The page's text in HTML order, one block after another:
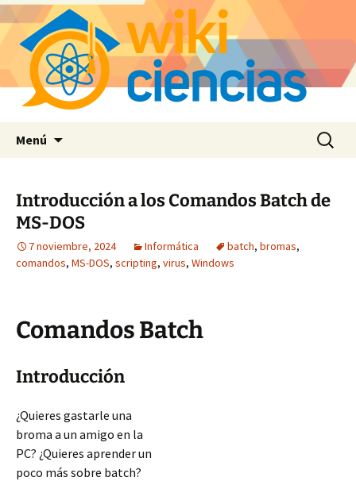
Menú Buscar:
Introducción a los Comandos Batch de
MS-DOS
7 noviembre, 2024 Informática batch, bromas,
comandos, MS-DOS, scripting, virus, Windows
Comandos Batch
Introducción
¿Quieres gastarle una
broma a un amigo en la
PC? ¿Quieres aprender un
poco más sobre batch?